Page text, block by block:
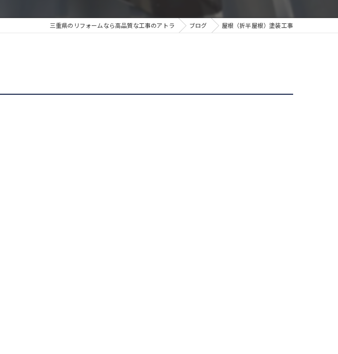
三重県のリフォームなら高品質な工事のアトラ ブログ 屋根（折半屋根）塗装工事